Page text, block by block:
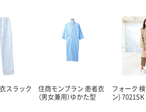
スラック
住商モンブラン 患者衣
（男女兼用）ゆかた型
フォーク
ン) 7021SK